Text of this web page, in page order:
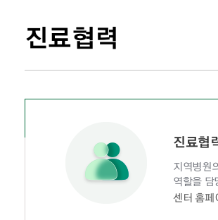
진료협력
진료협
지역병원
역할을 담
센터 홈페